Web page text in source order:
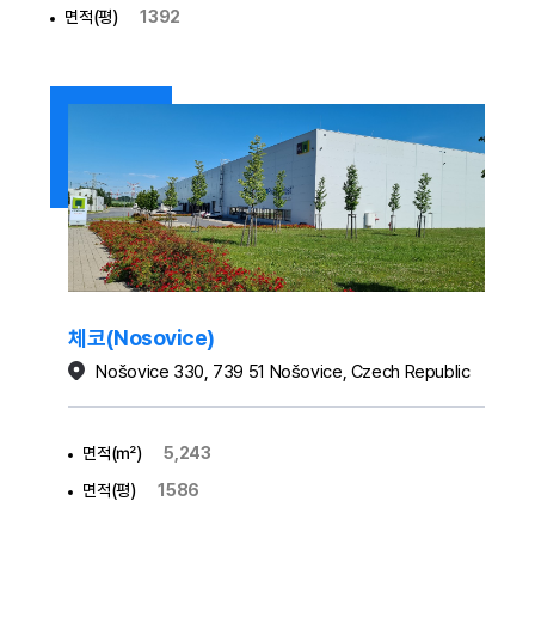
면적(평)
1392
체코(Nosovice)
Nošovice 330, 739 51 Nošovice, Czech Republic
면적(㎡)
5,243
면적(평)
1586